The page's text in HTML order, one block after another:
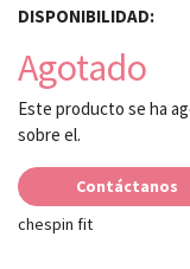
DISPONIBILIDAD:
Agotado
Este producto se ha
sobre el.
Contáctanos
chespin fit